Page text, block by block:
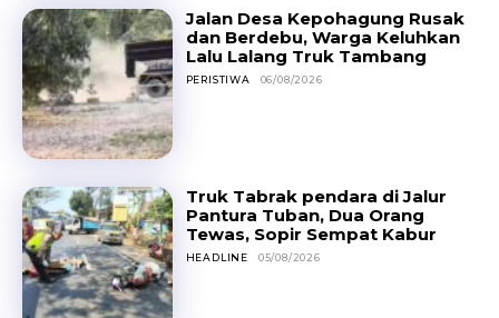
Jalan Desa Kepohagung Rusak
dan Berdebu, Warga Keluhkan
Lalu Lalang Truk Tambang
PERISTIWA 06/08/2026
Truk Tabrak pendara di Jalur
Pantura Tuban, Dua Orang
Tewas, Sopir Sempat Kabur
HEADLINE 05/08/2026